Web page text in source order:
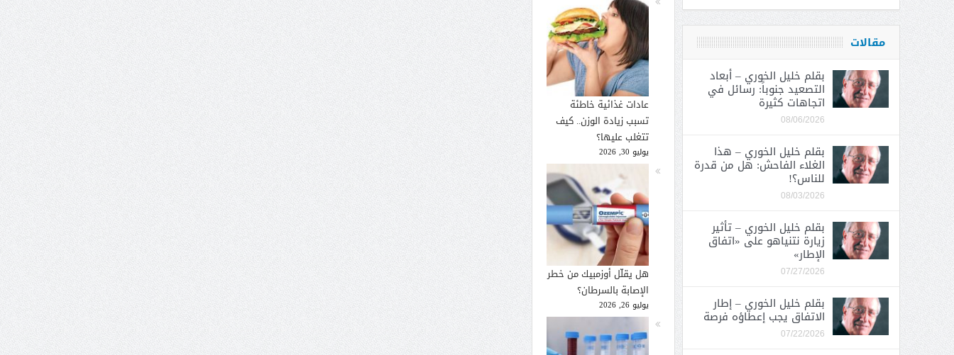
عادات غذائية خاطئة
تسبب زيادة الوزن.. كيف
تتغلب عليها؟
يوليو 30, 2026
هل يقلّل أوزمبيك من خطر
الإصابة بالسرطان؟
يوليو 26, 2026
مقالات
بقلم خليل الخوري – أبعاد
التصعيد جنوباً: رسائل في
اتجاهات كثيرة
08/06/2026
بقلم خليل الخوري – هذا
الغلاء الفاحش: هل من قدرة
للناس؟!
08/03/2026
بقلم خليل الخوري – تأثير
زيارة نتنياهو على «اتفاق
الإطار»
07/27/2026
بقلم خليل الخوري – إطار
الاتفاق يجب إعطاؤه فرصة
07/22/2026